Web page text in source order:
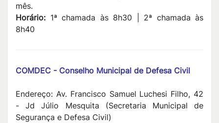
mês.
Horário: 1ª chamada às 8h30 | 2ª chamada às
8h40
COMDEC - Conselho Municipal de Defesa Civil
Endereço: Av. Francisco Samuel Luchesi Filho, 42
- Jd Júlio Mesquita (Secretaria Municipal de
Segurança e Defesa Civil)